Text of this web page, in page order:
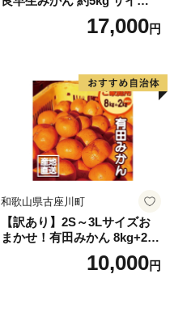
まかせ【sml106C】17,000円
和歌山県古座川町
【訳あり】2S～3Lサイズお
まかせ！有田みかん 8kg+2kg
保証分 11月から12月下旬ま
でに順次発送致します。 / 訳
10,000円